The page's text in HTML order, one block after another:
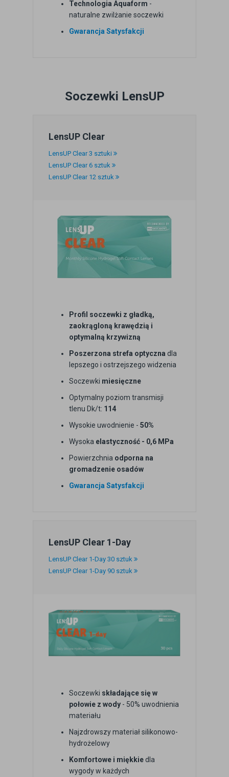
Technologia Aquaform -
naturalne zwilżanie soczewki
Gwarancja Satysfakcji
Soczewki LensUP
LensUP Clear
LensUP Clear 3 sztuki
LensUP Clear 6 sztuk
LensUP Clear 12 sztuk
Profil soczewki z gładką,
zaokrągloną krawędzią i
optymalną krzywizną
Poszerzona strefa optyczna dla
lepszego i ostrzejszego widzenia
Soczewki miesięczne
Optymalny poziom transmisji
tlenu Dk/t: 114
Wysokie uwodnienie - 50%
Wysoka elastyczność - 0,6 MPa
Powierzchnia odporna na
gromadzenie osadów
Gwarancja Satysfakcji
LensUP Clear 1-Day
LensUP Clear 1-Day 30 sztuk
LensUP Clear 1-Day 90 sztuk
Soczewki składające się w
połowie z wody - 50% uwodnienia
materiału
Najzdrowszy materiał silikonowo-
hydrożelowy
Komfortowe i miękkiedla
wygody w każdych